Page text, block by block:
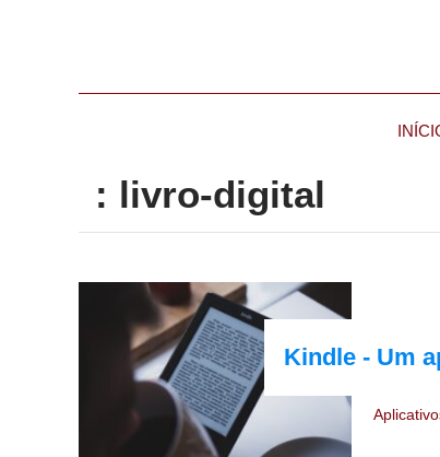
: livro-digital
Kindle - Um